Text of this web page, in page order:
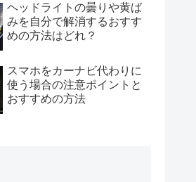
ヘッドライトの曇りや黄ば
みを自分で解消するおすす
めの方法はどれ？
スマホをカーナビ代わりに
使う場合の注意ポイントと
おすすめの方法